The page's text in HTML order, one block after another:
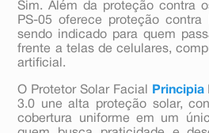
Sim. Além da proteção contra
PS-05 oferece proteção
sendo indicado para quem
frente a telas de celulares,
artificial.
O Protetor Solar Facial Principia
3.0 une alta proteção solar,
cobertura uniforme em um